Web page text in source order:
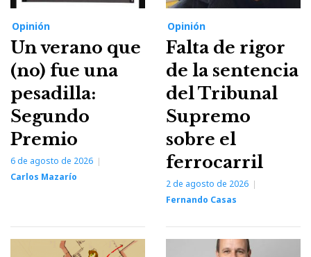
Opinión
Un verano que
(no) fue una
pesadilla:
Segundo
Premio
6 de agosto de 2026
Carlos Mazarío
Opinión
Falta de rigor
de la sentencia
del Tribunal
Supremo
sobre el
ferrocarril
2 de agosto de 2026
Fernando Casas